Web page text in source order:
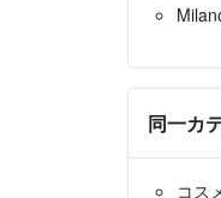
同一カ
コス